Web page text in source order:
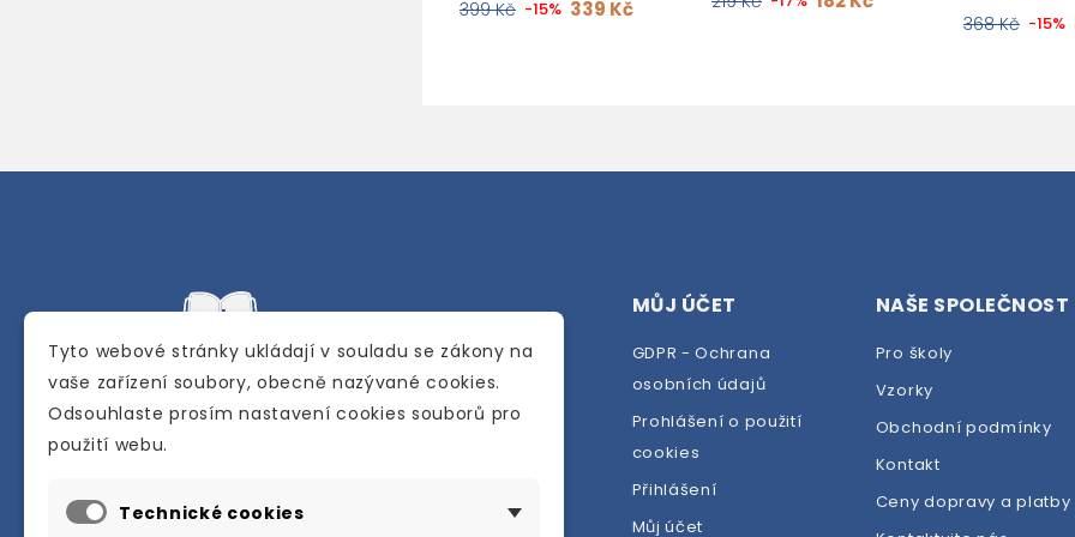
399 Kč -15% 339 Kč
368 Kč -15%
Internetové a kamenné knihkupectví se
anglického jazyka.
MŮJ ÚČET
GDPR - Ochrana
osobních údajů
Prohlášení o použití
cookies
Přihlášení
Můj účet
NAŠE SPOLEČNOST
Pro školy
Vzorky
Obchodní podmínky
Kontakt
Ceny dopravy a platby
Tyto webové stránky ukládají v souladu se zákony na
vaše zařízení soubory, obecně nazývané cookies.
Odsouhlaste prosím nastavení cookies souborů pro
použití webu.
Technické cookies